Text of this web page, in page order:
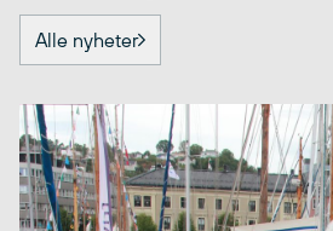
Alle nyheter